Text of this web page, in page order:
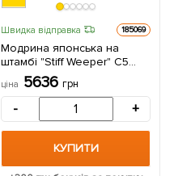
Швидка відправка 185069
Модрина японська на
штамбі "Stiff Weeper" С5
висота штамба 140-150см 1
саджанець в упаковці
ціна 5636 грн
- +
КУПИТИ